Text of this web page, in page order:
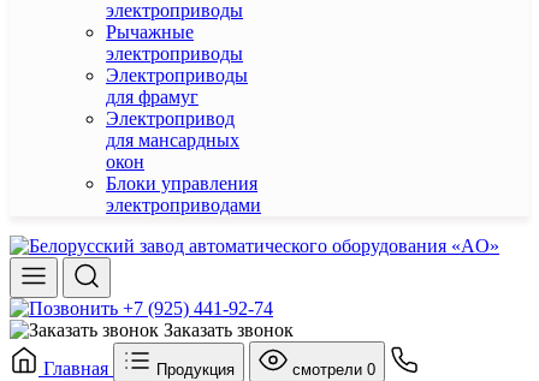
электроприводы
Рычажные
электроприводы
Электроприводы
для фрамуг
Электропривод
для мансардных
окон
Блоки управления
электроприводами
+7 (925) 441-92-74
Заказать звонок
Главная
Продукция смотрели 0